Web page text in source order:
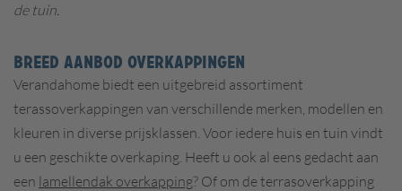
de tuin.
BREED AANBOD OVERKAPPINGEN
Verandahome biedt een uitgebreid assortiment
terassoverkappingen van verschillende merken, modellen en
kleuren in diverse prijsklassen. Voor iedere huis en tuin vindt
u een geschikte overkaping. Heeft u ook al eens gedacht aan
een lamellendak overkapping? Of om de terrasoverkapping